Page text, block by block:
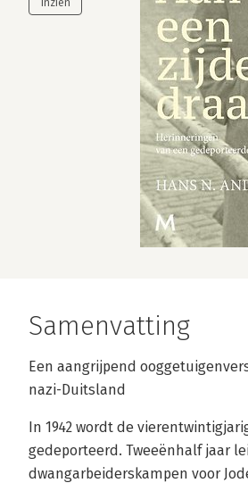
Samenvatting
Een aangrijpend
nazi-Duitsland
In 1942 wordt de
gedeporteerd. Tweeënhalf jaar
dwangarbeiderskampen voor